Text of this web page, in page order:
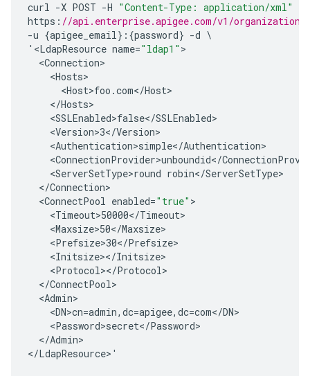
curl -X POST -H "Content-Type: application/xml"
https : //api.enterprise.apigee.com/v1/
-u {apigee_email}:{password} -d
' <LdapResource name="ldap1"
<Connection
<Hosts>
<Host>foo .com</Host
</Hosts
<SSLEnabled>false</SSLEnabled
<Version>3</Version>
<Authentication>simple</Authentication>
<ConnectionProvider>unboundid</
<ServerSetType>round robin</ServerSetType
</Connection
<ConnectPool enabled="true" >
<Timeout>50000</Timeout>
<Maxsize>50</Maxsize>
<Prefsize>30</Prefsize>
<Initsize></Initsize>
<Protocol></Protocol>
</ConnectPool
<Admin
<DN>cn=admin, dc=apigee, dc=com</DN
<Password>secret</Password
</Admin>
</LdapResource> '